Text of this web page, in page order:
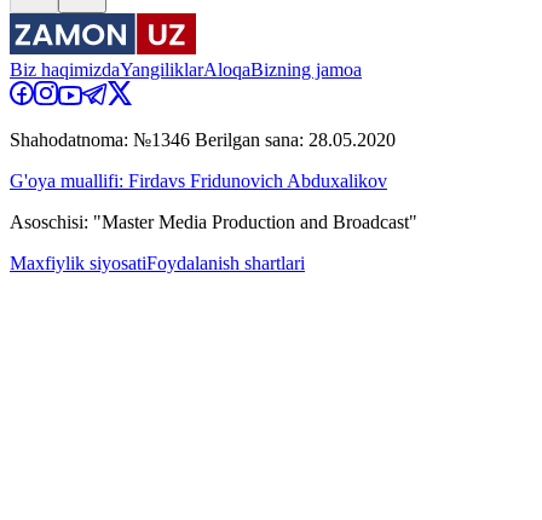
Biz haqimizdaYangiliklarAloqaBizning jamoa
Shahodatnoma: №1346 Berilgan sana: 28.05.2020
G'oya muallifi: Firdavs Fridunovich Abduxalikov
Asoschisi: "Master Media Production and Broadcast"
Maxfiylik siyosatiFoydalanish shartlari